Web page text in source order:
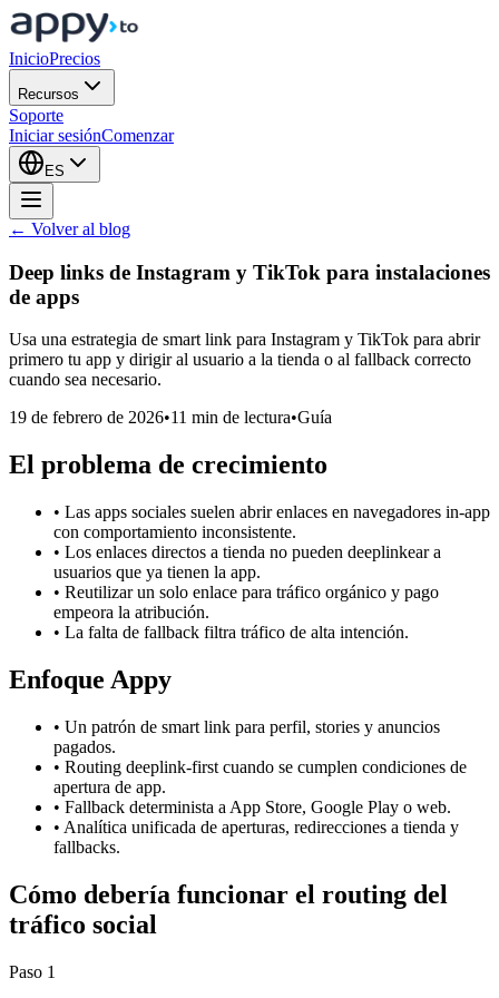
InicioPrecios
Recursos
Soporte
Iniciar sesiónComenzar
ES
← Volver al blog
Deep links de Instagram y TikTok para instalaciones
de apps
Usa una estrategia de smart link para Instagram y TikTok para abrir
primero tu app y dirigir al usuario a la tienda o al fallback correcto
cuando sea necesario.
19 de febrero de 2026•11 min de lectura•Guía
El problema de crecimiento
• Las apps sociales suelen abrir enlaces en navegadores in-app
con comportamiento inconsistente.
• Los enlaces directos a tienda no pueden deeplinkear a
usuarios que ya tienen la app.
• Reutilizar un solo enlace para tráfico orgánico y pago
empeora la atribución.
• La falta de fallback filtra tráfico de alta intención.
Enfoque Appy
• Un patrón de smart link para perfil, stories y anuncios
pagados.
• Routing deeplink-first cuando se cumplen condiciones de
apertura de app.
• Fallback determinista a App Store, Google Play o web.
• Analítica unificada de aperturas, redirecciones a tienda y
fallbacks.
Cómo debería funcionar el routing del
tráfico social
Paso 1